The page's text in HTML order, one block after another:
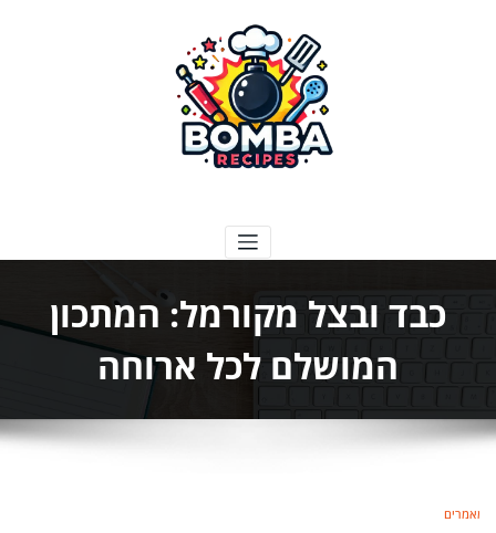
כבד ובצל מקורמל: המתכון
המושלם לכל ארוחה
מאמרים